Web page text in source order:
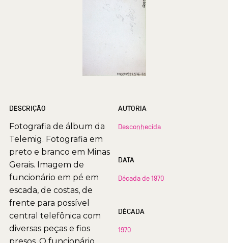
DESCRIÇÃO
Fotografia de álbum da
Telemig. Fotografia em
preto e branco em Minas
Gerais. Imagem de
funcionário em pé em
escada, de costas, de
frente para possível
central telefônica com
diversas peças e fios
AUTORIA
Desconhecida
DATA
Década de 1970
DÉCADA
1970